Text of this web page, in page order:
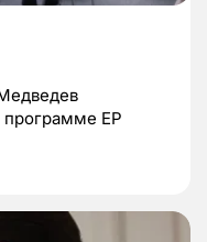
программе ЕР